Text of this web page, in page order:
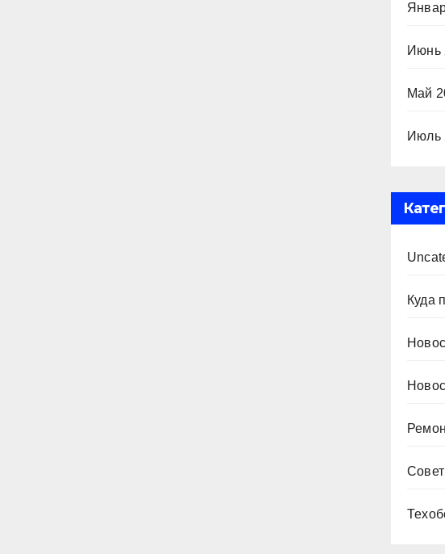
Июнь
Май
Июль
Куда